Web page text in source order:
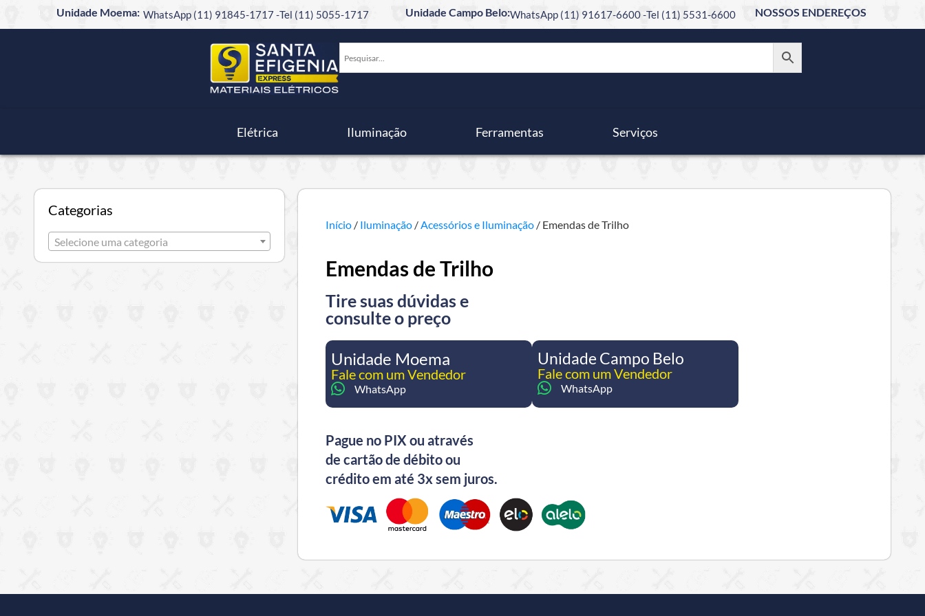
Unidade Moema: WhatsApp (11) 91845-1717 -Tel (11) 5055-1717 Unidade Campo Belo:WhatsApp (11) 91617-6600 -Tel (11) 5531-6600 NOSSOS ENDEREÇOS
Elétrica Iluminação Ferramentas Serviços
Categorias
Selecione uma categoria
Início / Iluminação / Acessórios e Iluminação / Emendas de Trilho
Emendas de Trilho
Tire suas dúvidas e
consulte o preço
Unidade Moema
Fale com um Vendedor
WhatsApp
Unidade Campo Belo
Fale com um Vendedor
WhatsApp
Pague no PIX ou através
de cartão de débito ou
crédito em até 3x sem juros.